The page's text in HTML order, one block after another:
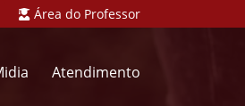
Área do Professor
Atendimento